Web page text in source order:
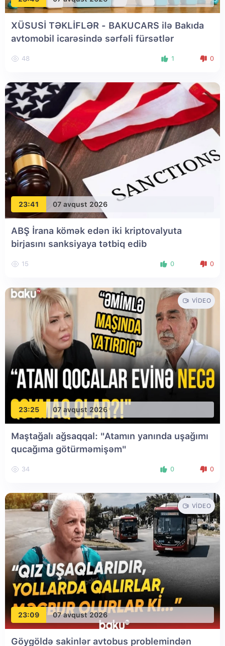
XÜSUSİ TƏKLİFLƏR - BAKUCARS ilə Bakıda
avtomobil icarəsində sərfəli fürsətlər
48 1 0
23:41 07 avqust 2026
ABŞ İrana kömək edən iki kriptovalyuta
birjasını sanksiyaya tətbiq edib
15 0 0
23:25 07 avqust 2026
VIDEO
Maştağalı ağsaqqal: "Atamın yanında uşağımı
qucağıma götürməmişəm"
34 0 0
23:09 07 avqust 2026
VIDEO
Göygöldə sakinlər avtobus problemindən